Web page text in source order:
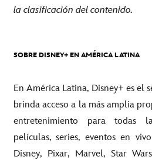
la clasificación del contenido.
SOBRE DISNEY+ EN AMÉRICA LATINA
En América Latina, Disney+ es el
brinda acceso a la más amplia
entretenimiento para todas
películas, series, eventos en
Disney, Pixar, Marvel, Star